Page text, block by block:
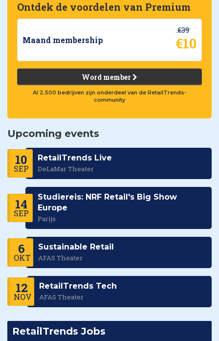
Ontdek de voordelen van Premium
Maand membership
€39
€10
Word member
Al 2.500 bedrijven zijn onderdeel van de RetailTrends-
community
Upcoming events
10
SEP
RetailTrends Live
DeLaMar Theater
14
SEP
Studiereis: NRF Retail's Big Show
Europe
Parijs
6
OKT
Sustainable Retail
AFAS Theater
12
NOV
RetailTrends Tech
AFAS Theater
RetailTrends Jobs